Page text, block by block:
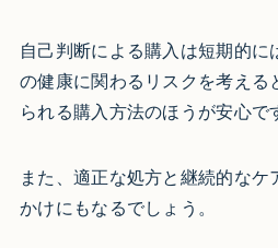
自己判断による購入は短期的
の健康に関わるリスクを考える
られる購入方法のほうが安心で
また、適正な処方と継続的な
かけにもなるでしょう。